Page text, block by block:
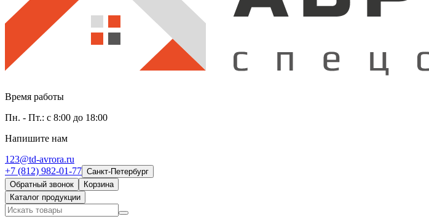
Время работы
Пн. - Пт.: с 8:00 до 18:00
Напишите нам
123@td-avrora.ru
+7 (812) 982-01-77 Санкт-Петербург
Обратный звонок
Корзина
Каталог продукции